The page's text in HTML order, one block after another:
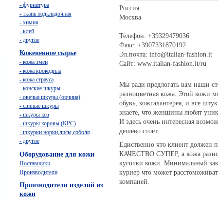
Россия
Москва
Телефон: +39329479036
Факс: +3907331870192
Эл.почта: info@italian-fashion.it
Сайт: www.italian-fashion.it/ru
Mы ради предлогать вам наши
разноцветная кожа. Этой кожи
обувь, кожгалантерея, и все
знаете, что женшины любят
И здесь очень интересная
дешево стоет.
Едиственно что клиент должен
КАЧЕСТВО СУПЕР, а кожа
кусочки кожи. Минимальный
куриер что может
компаней.
- фурнитура
- ткань подкладочная
- химия
- клей
- другое
Кожевенное сырье
- кожа змеи
- кожа крокодила
- кожа страуса
- конские шкуры
- овечьи шкуры (овчина)
- свиные шкуры
- шкуры коз
- шкуры коровы (КРС)
- шкурки норки,лисы,соболя
- другое
Оборудование для кожи
Поставщики
Производители
Производители изделий из
кожи